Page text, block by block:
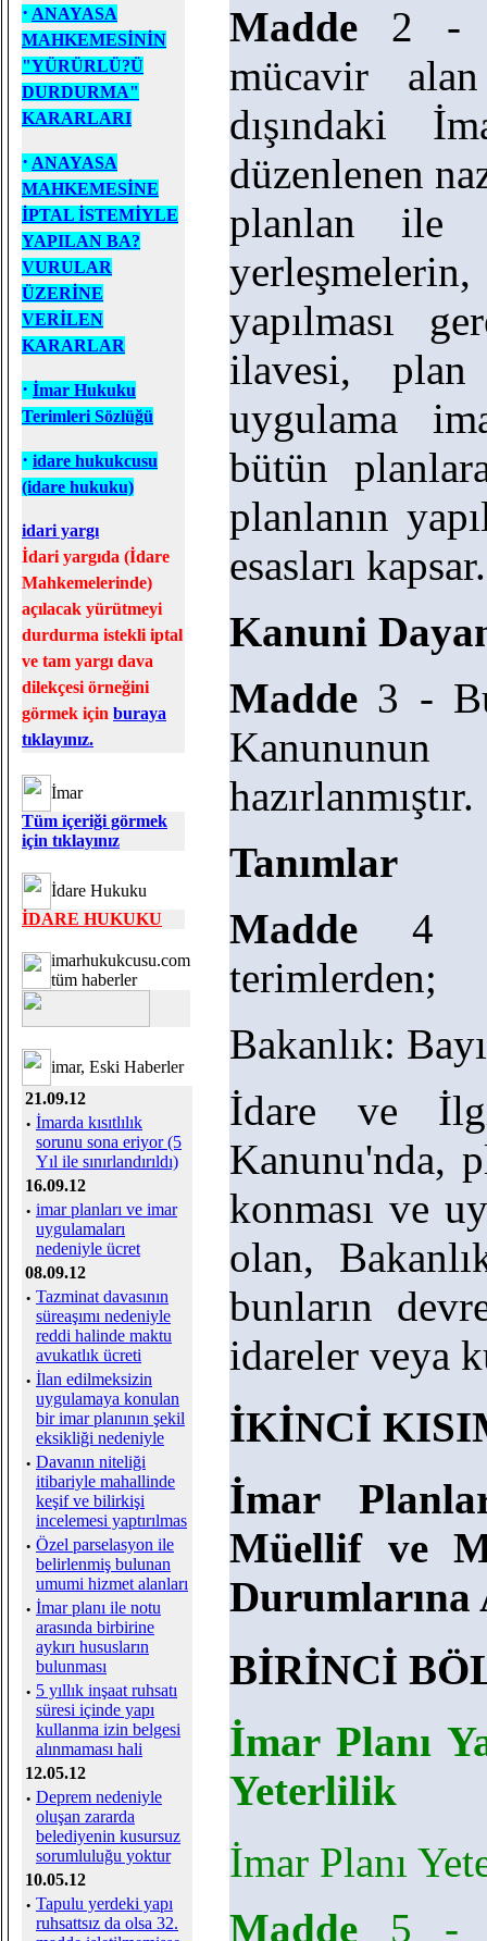
· ANAYASA
MAHKEMESİNİN
"YÜRÜRLÜ?Ü
DURDURMA"
KARARLARI
· ANAYASA
MAHKEMESİNE
İPTAL İSTEMİYLE
YAPILAN BA?
VURULAR
ÜZERİNE
VERİLEN
KARARLAR
· İmar Hukuku
Terimleri Sözlüğü
· idare hukukcusu
(idare hukuku)
idari yargı
İdari yargıda (İdare
Mahkemelerinde)
açılacak yürütmeyi
durdurma istekli iptal
ve tam yargı dava
dilekçesi örneğini
görmek için buraya
tıklayınız.
İmar
Tüm içeriği görmek
için tıklayınız
İdare Hukuku
İDARE HUKUKU
imarhukukcusu.com
tüm haberler
imar, Eski Haberler
21.09.12
· İmarda kısıtlılık
sorunu sona eriyor (5
Yıl ile sınırlandırıldı)
16.09.12
· imar planları ve imar
uygulamaları
nedeniyle ücret
08.09.12
· Tazminat davasının
süreaşımı nedeniyle
reddi halinde maktu
avukatlık ücreti
· İlan edilmeksizin
uygulamaya konulan
bir imar planının şekil
eksikliği nedeniyle
· Davanın niteliği
itibariyle mahallinde
keşif ve bilirkişi
incelemesi yaptırılmas
· Özel parselasyon ile
belirlenmiş bulunan
umumi hizmet alanları
· İmar planı ile notu
arasında birbirine
aykırı hususların
bulunması
· 5 yıllık inşaat ruhsatı
süresi içinde yapı
kullanma izin belgesi
alınmaması hali
12.05.12
· Deprem nedeniyle
oluşan zararda
belediyenin kusursuz
sorumluluğu yoktur
10.05.12
· Tapulu yerdeki yapı
ruhsattsız da olsa 32.
Madde 2 -
mücavir
dışındaki
düzenlenen
planlan ile
yapılması
ilavesi, plan
uygulama
bütün
planlanın
esasları kapsar.
Kanuni
Madde 3 -
hazırlanmıştır.
Tanımlar
Madde 4 -
terimlerden;
Bakanlık:
İdare ve
Kanunu'nda,
konması ve
olan,
bunların
idareler veya
İKİNCİ
İmar
Müellif ve
Durumlarına
BİRİNCİ
İmar Planı
Yeterlilik
İmar Planı
Madde 5 -